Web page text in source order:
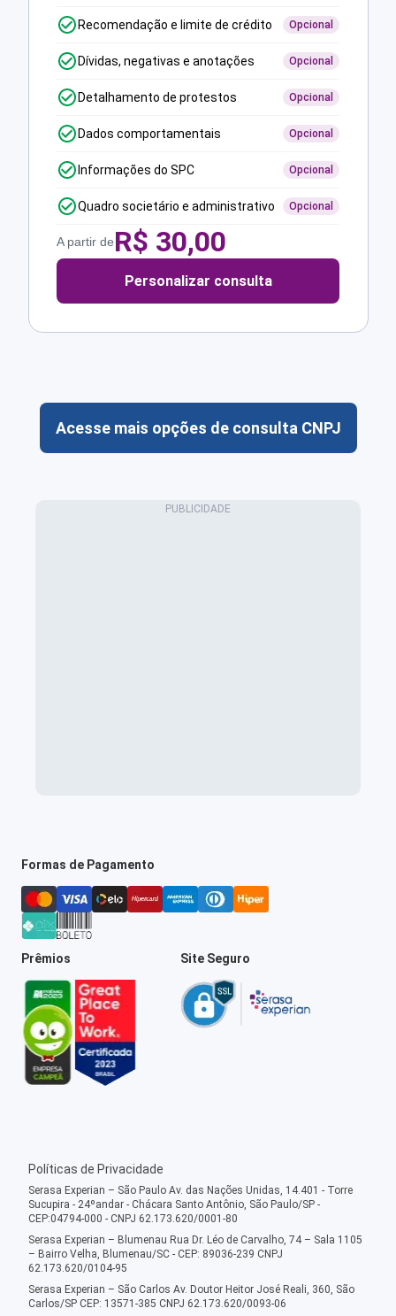
Recomendação e limite de crédito Opcional
Dívidas, negativas e anotações Opcional
Detalhamento de protestos Opcional
Dados comportamentais Opcional
Informações do SPC Opcional
Quadro societário e administrativo Opcional
A partir deR$ 30,00
Personalizar consulta
Acesse mais opções de consulta CNPJ
Formas de Pagamento
Prêmios Site Seguro
Políticas de Privacidade
Serasa Experian – São Paulo Av. das Nações Unidas, 14.401 - Torre
Sucupira - 24ºandar - Chácara Santo Antônio, São Paulo/SP -
CEP:04794-000 - CNPJ 62.173.620/0001-80
Serasa Experian – Blumenau Rua Dr. Léo de Carvalho, 74 – Sala 1105
– Bairro Velha, Blumenau/SC - CEP: 89036-239 CNPJ
62.173.620/0104-95
Serasa Experian – São Carlos Av. Doutor Heitor José Reali, 360, São
Carlos/SP CEP: 13571-385 CNPJ 62.173.620/0093-06